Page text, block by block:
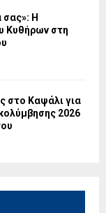
σας»: Η
Κυθήρων στη
στο Καψάλι για
2026